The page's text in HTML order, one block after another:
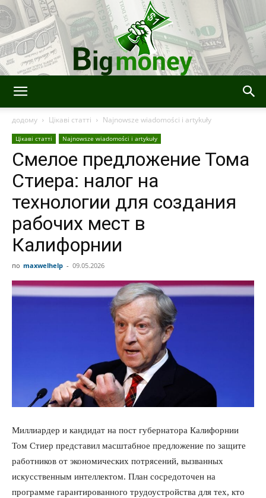
Finanse,
Technologia
Inwestycje
додому Цікаві статті Najnowsze wiadomości i artykuły
Цікаві статті Najnowsze wiadomości i artykuły
Смелое предложение Тома
Стиера: налог на
технологии для создания
рабочих мест в
Калифорнии
по maxwelhelp - 09.05.2026
Миллиардер и кандидат на пост губернатора Калифорнии
Том Стиер представил масштабное предложение по защите
работников от экономических потрясений, вызванных
искусственным интеллектом. План сосредоточен на
программе гарантированного трудоустройства для тех, кто